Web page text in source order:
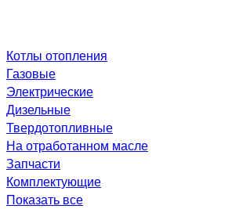
Котлы отопления
Газовые
Электрические
Дизельные
Твердотопливные
На отработанном масле
Запчасти
Комплектующие
Показать все